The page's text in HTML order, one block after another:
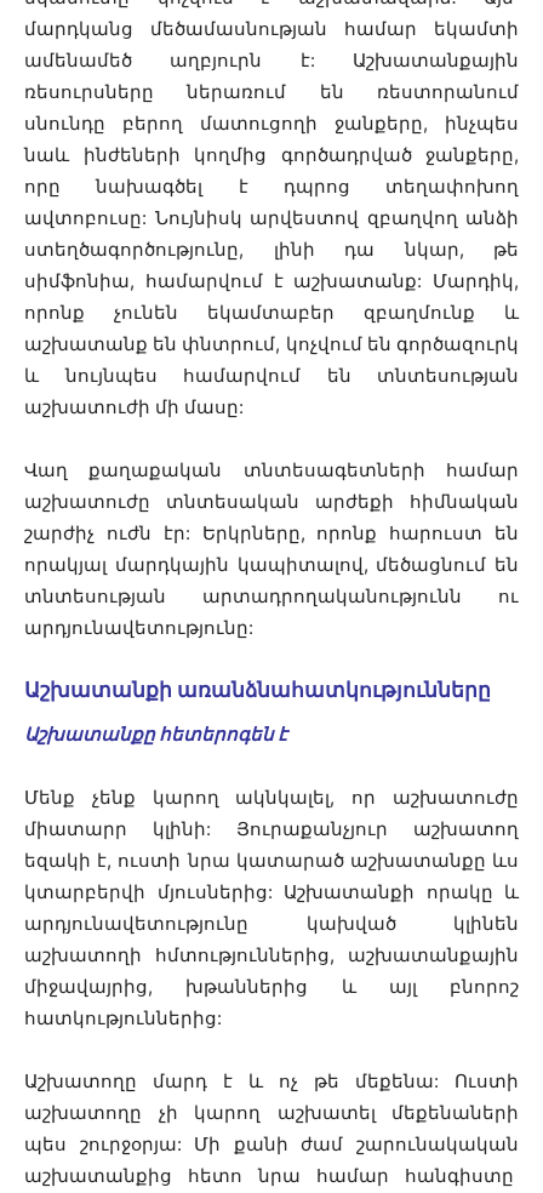
մարդկանց մեծամասնության համար եկամտի
ամենամեծ աղբյուրն է: Աշխատանքային
ռեսուրսները ներառում են ռեստորանում
սնունդը բերող մատուցողի ջանքերը, ինչպես
նաև ինժեների կողմից գործադրված ջանքերը,
որը նախագծել է դպրոց տեղափոխող
ավտոբուսը: Նույնիսկ արվեստով զբաղվող անձի
ստեղծագործությունը, լինի դա նկար, թե
սիմֆոնիա, համարվում է աշխատանք: Մարդիկ,
որոնք չունեն եկամտաբեր զբաղմունք և
աշխատանք են փնտրում, կոչվում են գործազուրկ
և նույնպես համարվում են տնտեսության
աշխատուժի մի մասը:
Վաղ քաղաքական տնտեսագետների համար
աշխատուժը տնտեսական արժեքի հիմնական
շարժիչ ուժն էր: Երկրները, որոնք հարուստ են
որակյալ մարդկային կապիտալով, մեծացնում են
տնտեսության արտադրողականությունն ու
արդյունավետությունը:
Աշխատանքի առանձնահատկությունները
Աշխատանքը հետերոգեն է
Մենք չենք կարող ակնկալել, որ աշխատուժը
միատարր կլինի: Յուրաքանչյուր աշխատող
եզակի է, ուստի նրա կատարած աշխատանքը ևս
կտարբերվի մյուսներից: Աշխատանքի որակը և
արդյունավետությունը կախված կլինեն
աշխատողի հմտություններից, աշխատանքային
միջավայրից, խթաններից և այլ բնորոշ
հատկություններից:
Աշխատողը մարդ է և ոչ թե մեքենա: Ուստի
աշխատողը չի կարող աշխատել մեքենաների
պես շուրջօրյա: Մի քանի ժամ շարունակական
աշխատանքից հետո նրա համար հանգիստը